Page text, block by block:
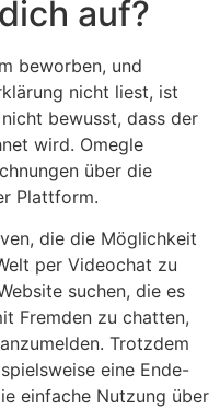
auf?
beworben, und
nicht liest, ist
bewusst, dass der
wird. Omegle
über die
Plattform.
die die Möglichkeit
per Videochat zu
suchen, die es
Fremden zu chatten,
Trotzdem
eine Ende-
einfache Nutzung über